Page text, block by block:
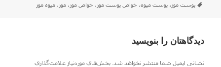
شده
برچسب‌ها
پوست موز ،پوست میوه،خواص پوست موز ،خواص موز ،موز ،میوه موز
دیدگاهتان را بنویسید
نشانی ایمیل شما منتشر نخواهد شد.
بخش‌های موردنیاز علامت‌گذاری